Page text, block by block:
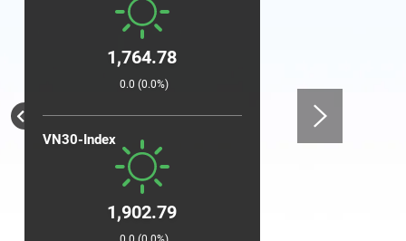
1,764.78
0.0 (0.0%)
VN30-Index
1,902.79